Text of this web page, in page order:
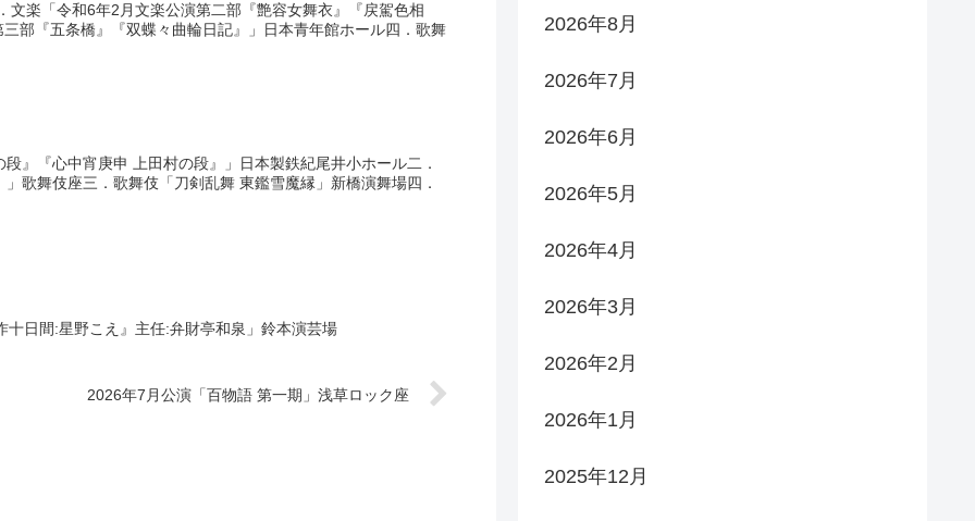
楽「令和6年2月文楽公演第二部『艶容女舞衣』『戻駕色相
部『五条橋』『双蝶々曲輪日記』」日本青年館ホール四．歌舞
』『心中宵庚申 上田村の段』」日本製鉄紀尾井小ホール二．
歌舞伎座三．歌舞伎「刀剣乱舞 東鑑雪魔縁」新橋演舞場四．
十日間:星野こえ』主任:弁財亭和泉」鈴本演芸場
2026年7月公演「百物語 第一期」浅草ロック座
2026年8月
2026年7月
2026年6月
2026年5月
2026年4月
2026年3月
2026年2月
2026年1月
2025年12月